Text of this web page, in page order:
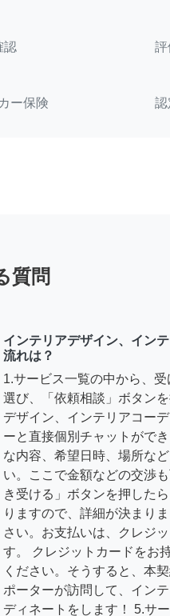
認
ー保険
質問
インテリアデザイン、イン
流れは？
1.サービス一覧の中から、
選び、「依頼相談」ボタン
デザイン、インテリアコー
ーと直接個別チャットがで
な内容、希望日時、場所な
い。ここで金額などの交渉
き受ける」ボタンを押した
りますので、詳細が決まり
さい。お支払いは、クレジ
す。 クレジットカードをお
ください。そうすると、本
ポーターが訪問して、イン
ディネートをします！ 5.サ